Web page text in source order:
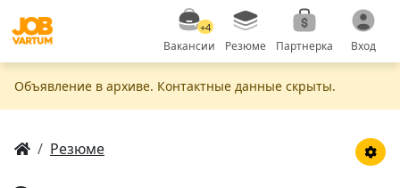
+4
Вакансии Резюме Партнерка Вход
Объявление в apxивe. Контактные данные скрыты.
Резюме